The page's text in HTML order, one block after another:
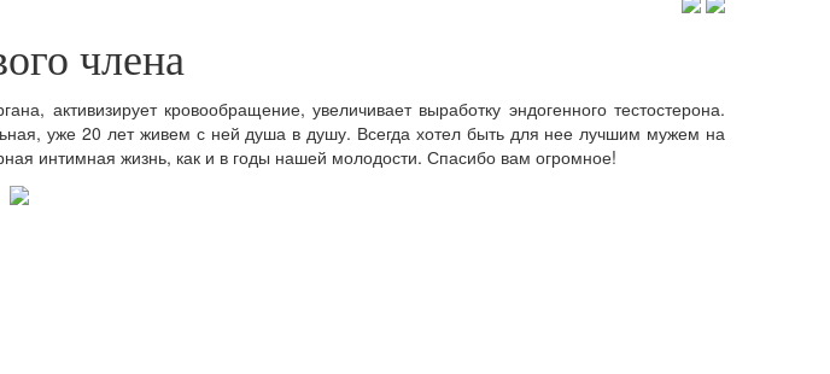
члена
активизирует кровообращение, увеличивает выработку эндогенного тестостерона.
уже 20 лет живем с ней душа в душу. Всегда хотел быть для нее лучшим мужем на
интимная жизнь, как и в годы нашей молодости. Спасибо вам огромное!